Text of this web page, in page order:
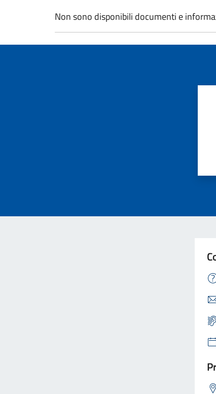
Non sono disponibili documenti e